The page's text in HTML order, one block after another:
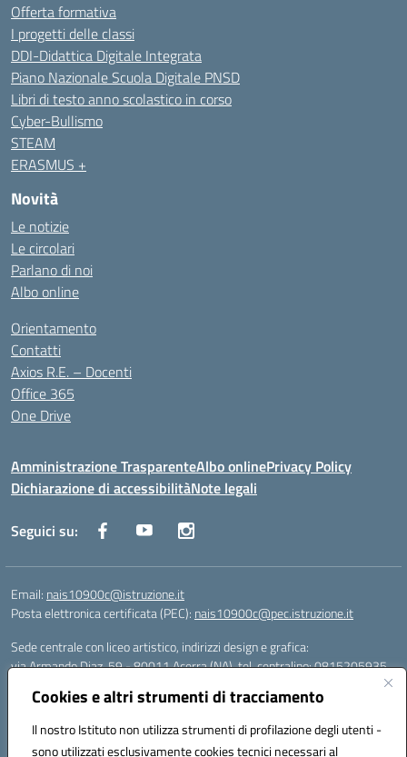
Cookies e altri strumenti di tracciamento
Il nostro Istituto non utilizza strumenti di profilazione degli utenti -
sono utilizzati esclusivamente cookies tecnici necessari al
Offerta formativa
I progetti delle classi
DDI-Didattica Digitale Integrata
Piano Nazionale Scuola Digitale PNSD
Libri di testo anno scolastico in corso
Cyber-Bullismo
STEAM
ERASMUS +
Novità
Le notizie
Le circolari
Parlano di noi
Albo online
Orientamento
Contatti
Axios R.E. – Docenti
Office 365
One Drive
Amministrazione TrasparenteAlbo onlinePrivacy Policy
Dichiarazione di accessibilitàNote legali
Seguici su:
Email: nais10900c@istruzione.it
Posta elettronica certificata (PEC): nais10900c@pec.istruzione.it
Sede centrale con liceo artistico, indirizzi design e grafica:
via Armando Diaz, 59 - 80011 Acerra (NA), tel. centralino: 0815205935
via T. Campanella, 80011 Acerra (NA), tel/fax: 0818850905
Sede succursale con liceo musicale:
via S. Pellico, 80011 Acerra (NA), tel: 08119660921